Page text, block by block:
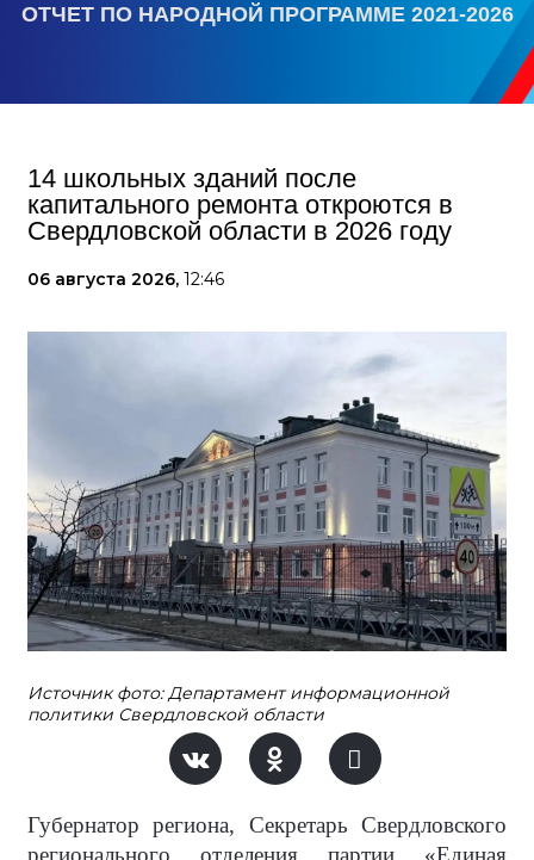
ОТЧЕТ ПО НАРОДНОЙ ПРОГРАММЕ 2021-2026
14 школьных зданий после
капитального ремонта откроются в
Свердловской области в 2026 году
06 августа 2026, 12:46
Источник фото: Департамент информационной
политики Свердловской области
Губернатор региона, Секретарь Свердловского
регионального отделения партии «Единая